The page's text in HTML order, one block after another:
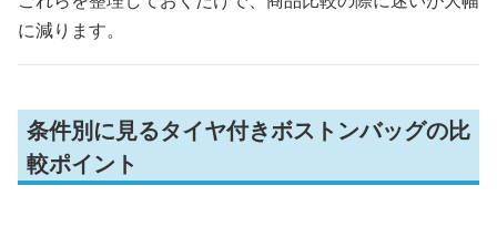
に減ります。
条件別に見るタイヤ付きボストンバッグの比
較ポイント